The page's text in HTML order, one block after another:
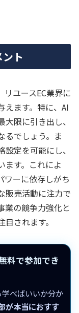
ト
ユースEC業界に
えます。特に、AI
限に引き出し、
るでしょう。ま
定を可能にし、
ます。これによ
ワーに依存しがち
販売活動に注力で
業の競争力強化と
されます。
料で参加でき
学べばいいか分か
が本当におすす